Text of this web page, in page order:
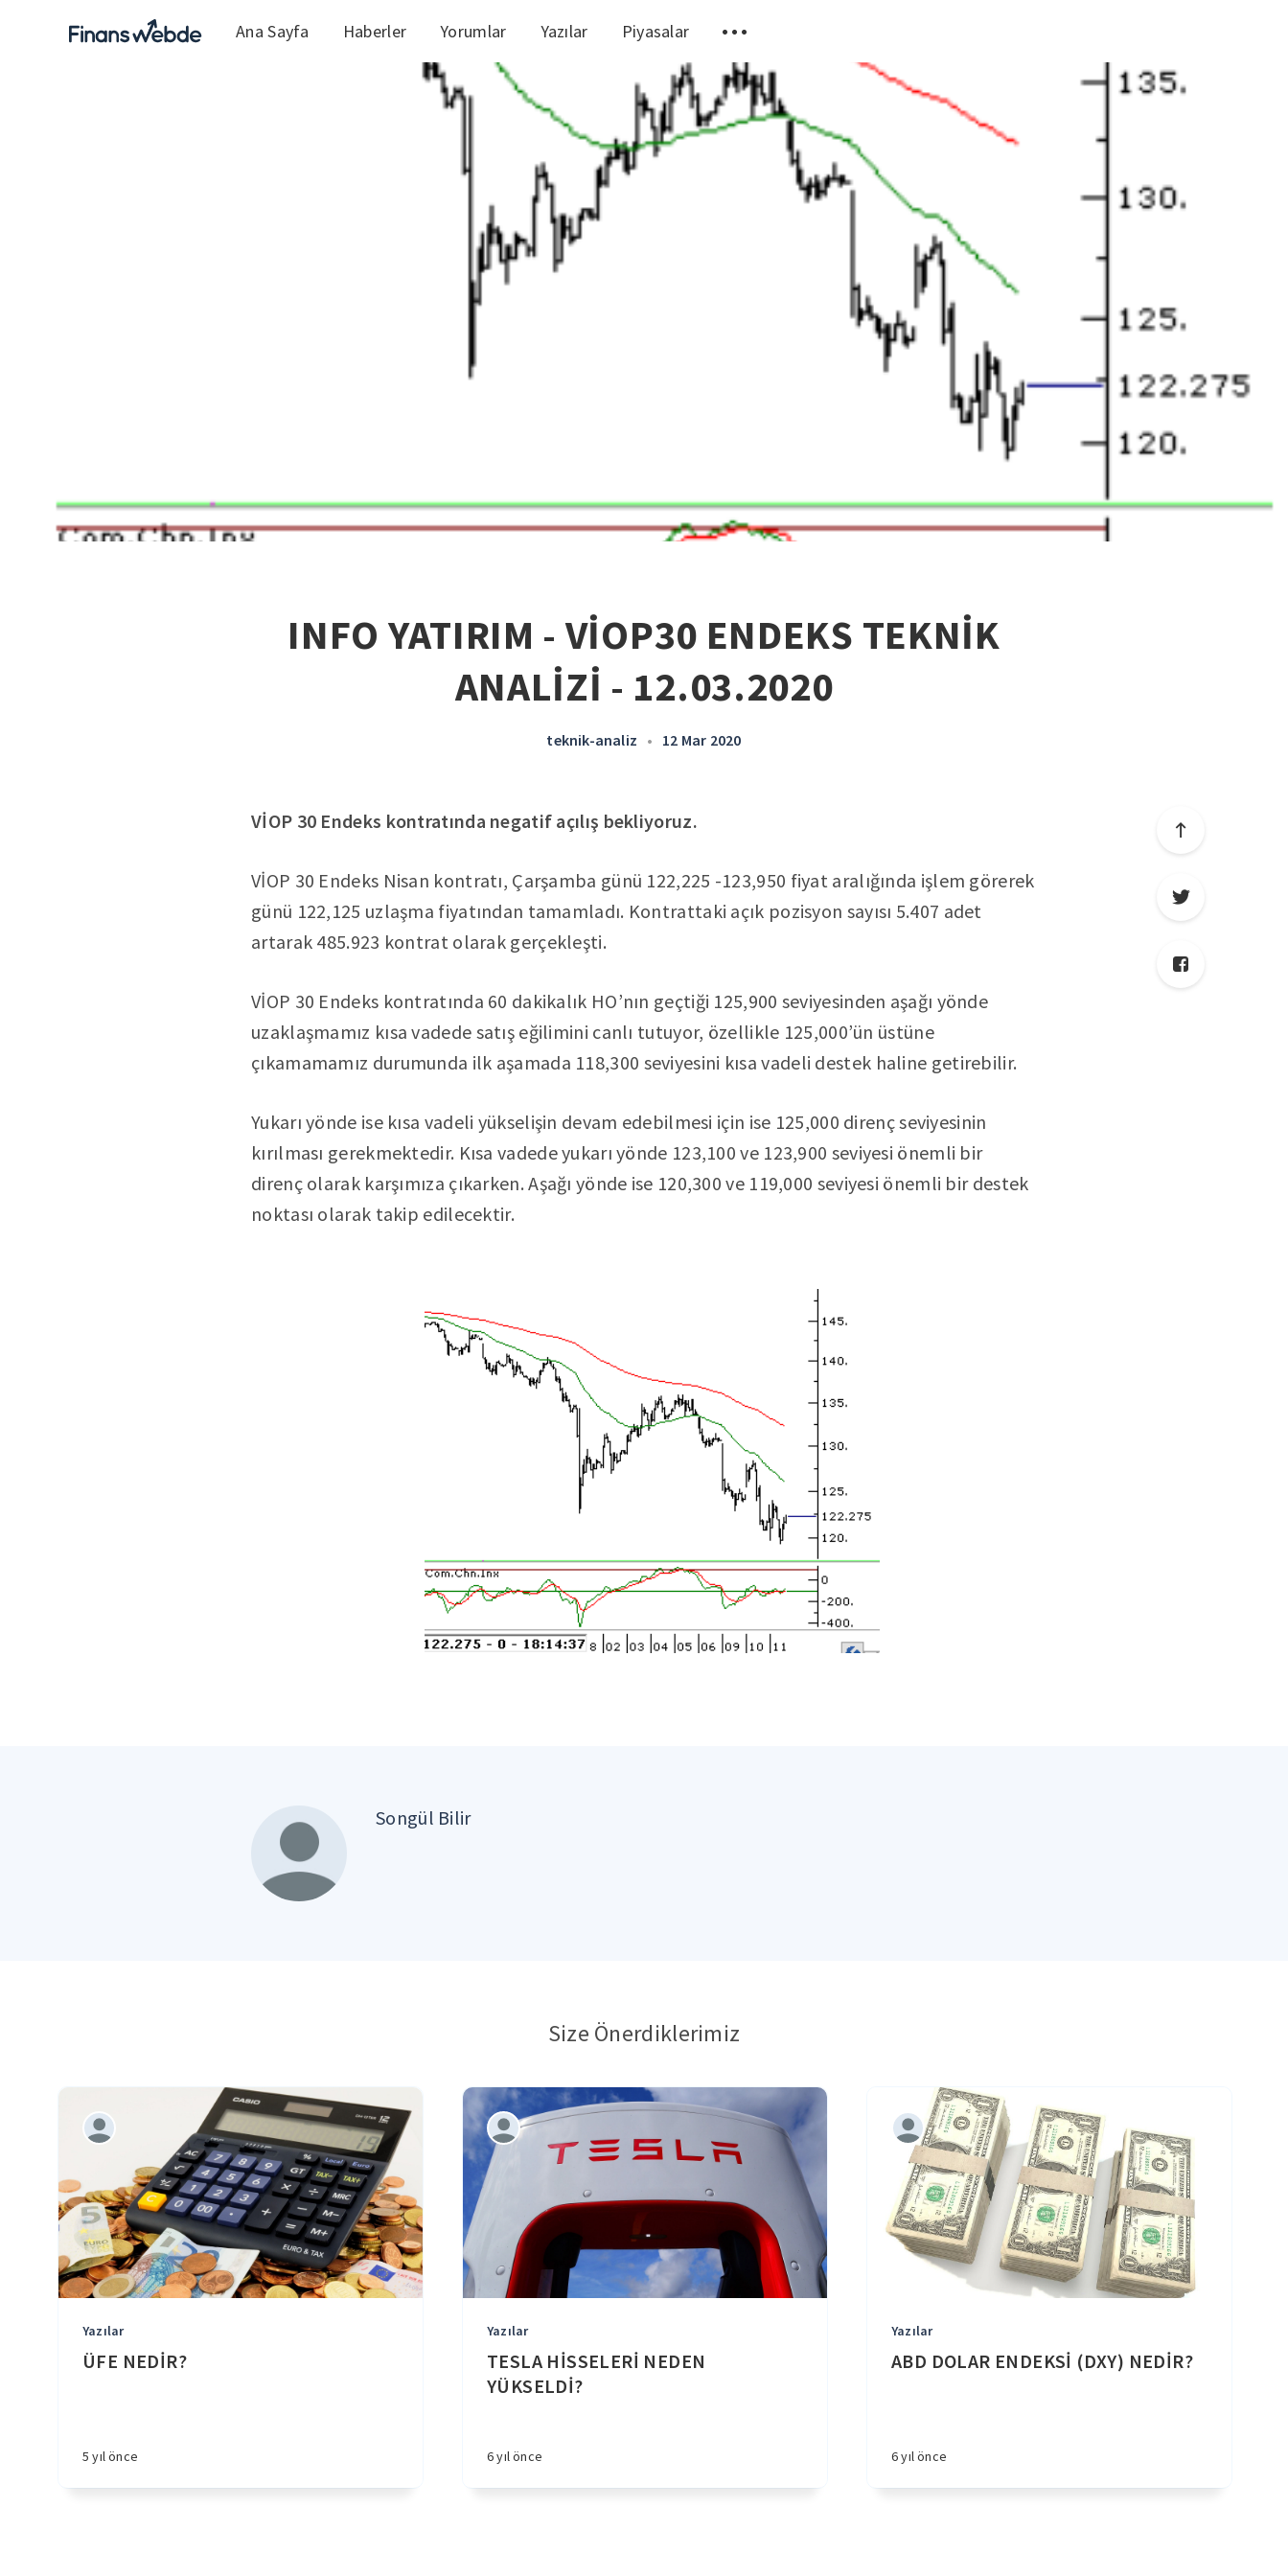
Ana Sayfa Haberler Yorumlar Yazılar Piyasalar
INFO YATIRIM - VİOP30 ENDEKS TEKNİK
ANALİZİ - 12.03.2020
teknik-analiz • 12 Mar 2020
VİOP 30 Endeks kontratında negatif açılış bekliyoruz.
VİOP 30 Endeks Nisan kontratı, Çarşamba günü 122,225 -123,950 fiyat aralığında işlem görerek
günü 122,125 uzlaşma fiyatından tamamladı. Kontrattaki açık pozisyon sayısı 5.407 adet
artarak 485.923 kontrat olarak gerçekleşti.
VİOP 30 Endeks kontratında 60 dakikalık HO’nın geçtiği 125,900 seviyesinden aşağı yönde
uzaklaşmamız kısa vadede satış eğilimini canlı tutuyor, özellikle 125,000’ün üstüne
çıkamamamız durumunda ilk aşamada 118,300 seviyesini kısa vadeli destek haline getirebilir.
Yukarı yönde ise kısa vadeli yükselişin devam edebilmesi için ise 125,000 direnç seviyesinin
kırılması gerekmektedir. Kısa vadede yukarı yönde 123,100 ve 123,900 seviyesi önemli bir
direnç olarak karşımıza çıkarken. Aşağı yönde ise 120,300 ve 119,000 seviyesi önemli bir destek
noktası olarak takip edilecektir.
Songül Bilir
Size Önerdiklerimiz
Yazılar
ÜFE NEDİR?
5 yıl önce
Yazılar
TESLA HİSSELERİ NEDEN
YÜKSELDİ?
6 yıl önce
Yazılar
ABD DOLAR ENDEKSİ (DXY) NEDİR?
6 yıl önce